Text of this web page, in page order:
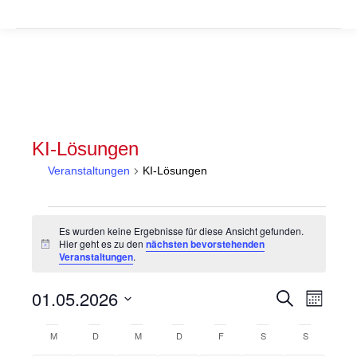
KI-Lösungen
Veranstaltungen KI-Lösungen
Hinweis
Es wurden keine Ergebnisse für diese Ansicht gefunden.
Hier geht es zu dennächsten bevorstehenden
Veranstaltungen.
Suche
und
Suche
Monat
01.05.2026
wählen.
Kalender
M MONTAGD DIENSTAG
MMITTWOCH
D DONNERSTAG
F FREITAGSSAMSTAG
SSONNTAG